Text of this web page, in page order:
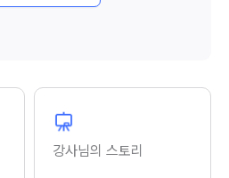
강사님의 스토리